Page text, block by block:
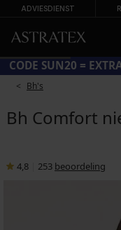
ADVIESDIENST
CODE SUN20 =
Bh's
Bh Comfort
4,8 253 beoordeling